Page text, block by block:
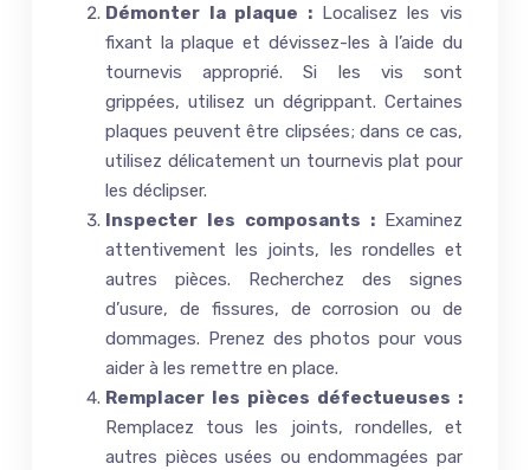
Démonter la plaque : Localisez les vis
fixant la plaque et dévissez-les à l’aide du
tournevis approprié. Si les vis sont
grippées, utilisez un dégrippant. Certaines
plaques peuvent être clipsées; dans ce cas,
utilisez délicatement un tournevis plat pour
les déclipser.
Inspecter les composants : Examinez
attentivement les joints, les rondelles et
autres pièces. Recherchez des signes
d’usure, de fissures, de corrosion ou de
dommages. Prenez des photos pour vous
aider à les remettre en place.
Remplacer les pièces défectueuses :
Remplacez tous les joints, rondelles, et
autres pièces usées ou endommagées par